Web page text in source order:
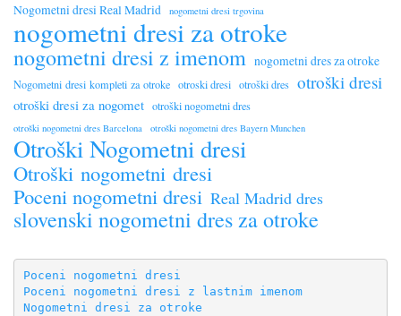
Nogometni dresi Real Madrid nogometni dresi trgovina
nogometni dresi za otroke
nogometni dresi z imenom nogometni dres za otroke
Nogometni dresi kompleti za otroke otroski dresi otroški dres otroški dresi
otroški dresi za nogomet otroški nogometni dres
otroški nogometni dres Barcelona otroški nogometni dres Bayern Munchen
Otroški Nogometni dresi
Otroški nogometni dresi
Poceni nogometni dresi Real Madrid dres
slovenski nogometni dres za otroke
Poceni nogometni dresi
Poceni nogometni dresi z lastnim imenom
Nogometni dresi za otroke